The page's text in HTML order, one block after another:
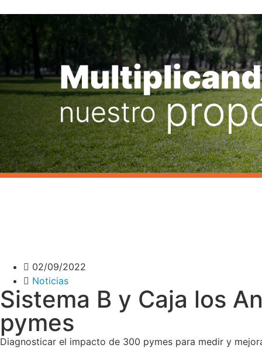
02/09/2022
Noticias
Sistema B y Caja los
pymes
Diagnosticar el impacto de 300 pymes para medir y